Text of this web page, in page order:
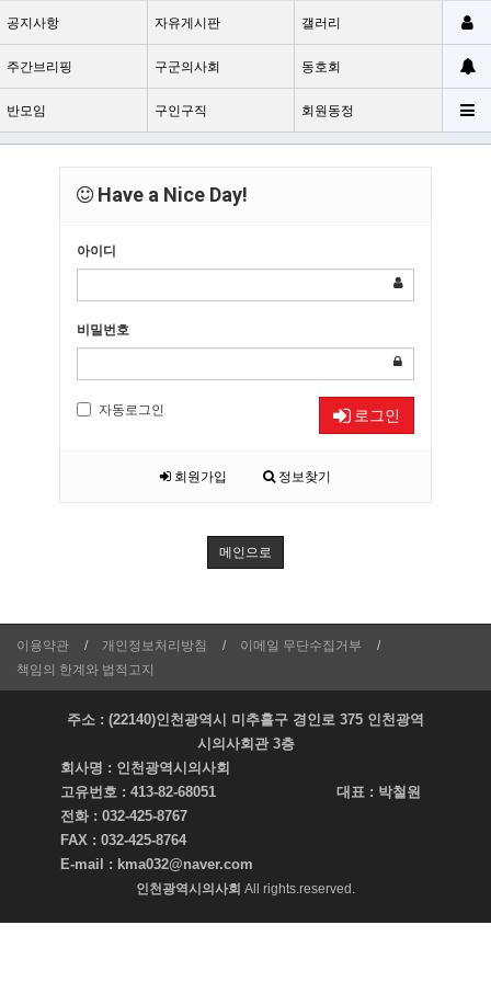
공지사항 자유게시판 갤러리
주간브리핑 구군의사회 동호회
반모임 구인구직 회원동정
Have a Nice Day!
아이디
비밀번호
자동로그인 로그인
회원가입 정보찾기
메인으로
이용약관 개인정보처리방침
이메일 무단수집거부
책임의 한계와 법적고지
주소 : (22140)인천광역시 미추홀구 경인로 375 인천광역
시의사회관 3층
회사명 : 인천광역시의사회
고유번호 : 413-82-68051 대표 : 박철원
전화 : 032-425-8767
FAX : 032-425-8764
E-mail : kma032@naver.com
인천광역시의사회 All rights.reserved.